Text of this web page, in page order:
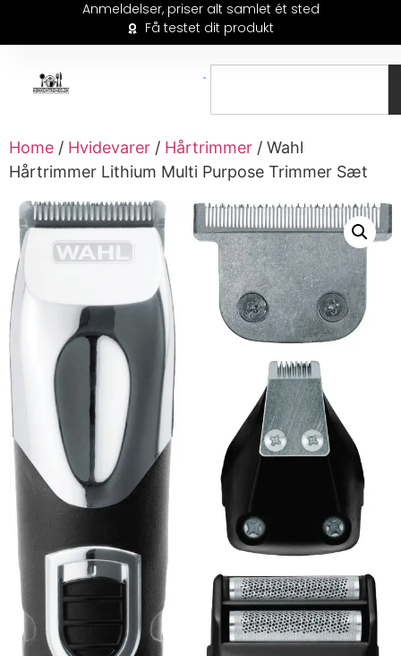
Anmeldelser, priser alt samlet ét sted
Få testet dit produkt
Home / Hvidevarer / Hårtrimmer / Wahl
Hårtrimmer Lithium Multi Purpose Trimmer Sæt